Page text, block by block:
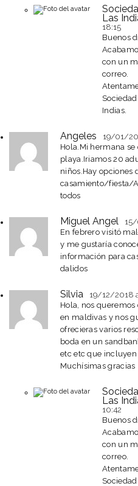
Las
18:15
Buenos
con un
correo.
Indias.
Angeles 19/01/
Hola.Mi hermana
playa.Iriamos 20
niños.Hay opciones
casamiento/fiesta/
todos
Miguel Angel
En febrero visitó
y me gustaría
información para
dalidos
Silvia 19/12/2018
Hola, nos
en maldivas y nos
ofrecieras varios
boda en un
etc etc que incluyen
Muchísimas gracias
Las
10:42
Buenos
con un
correo.